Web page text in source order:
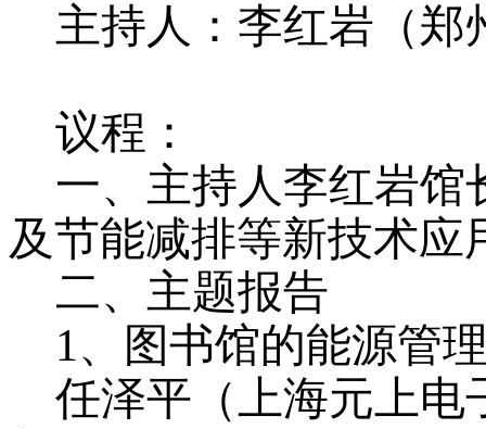
主持人：李红岩（郑
议程：
一、主持人李红岩馆
及节能减排等新技术应
二、主题报告
1、图书馆的能源管
任泽平（上海元上电